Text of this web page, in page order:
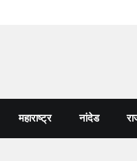
महाराष्ट्र नांदेड